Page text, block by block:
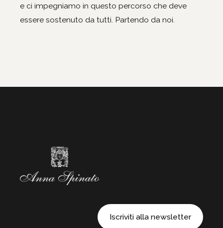
e ci impegniamo in questo percorso che deve
essere sostenuto da tutti. Partendo da noi.
Iscriviti alla newsletter